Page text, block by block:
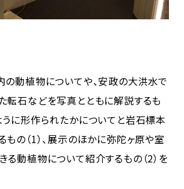
の動植物についてや、安政の大洪水で
転石などを写真とともに解説するも
うに形作られたかについてと岩石標本
の（1）、展示のほかに弥陀ヶ原や室
る動植物について紹介するもの（2）を